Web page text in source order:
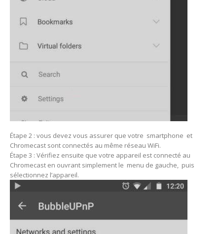
Étape 2 : vous devez vous assurer que votre smartphone et
Chromecast sont connectés au même réseau WiFi.
Étape 3 : Vérifiez ensuite que votre appareil est connecté au
Chromecast en ouvrant simplement le menu de gauche, puis
sélectionnez l’appareil.